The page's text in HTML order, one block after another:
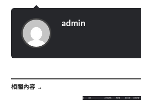
admin
相關內容 →